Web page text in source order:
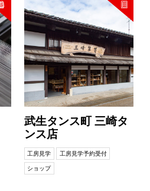
武生タンス町 三崎タ
ンス店
工房見学 工房見学予約受付
ショップ